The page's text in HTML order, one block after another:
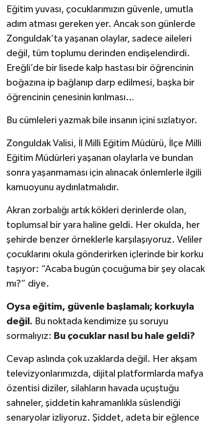
Eğitim yuvası, çocuklarımızın güvenle, umutla
adım atması gereken yer. Ancak son günlerde
Zonguldak’ta yaşanan olaylar, sadece aileleri
değil, tüm toplumu derinden endişelendirdi.
Ereğli’de bir lisede kalp hastası bir öğrencinin
boğazına ip bağlanıp darp edilmesi, başka bir
öğrencinin çenesinin kırılması…
Bu cümleleri yazmak bile insanın içini sızlatıyor.
Zonguldak Valisi, İl Milli Eğitim Müdürü, İlçe Milli
Eğitim Müdürleri yaşanan olaylarla ve bundan
sonra yaşanmaması için alınacak önlemlerle ilgili
kamuoyunu aydınlatmalıdır.
Akran zorbalığı artık kökleri derinlerde olan,
toplumsal bir yara haline geldi. Her okulda, her
şehirde benzer örneklerle karşılaşıyoruz. Veliler
çocuklarını okula gönderirken içlerinde bir korku
taşıyor: “Acaba bugün çocuğuma bir şey olacak
mı?” diye.
Oysa eğitim, güvenle başlamalı; korkuyla
değil. Bu noktada kendimize şu soruyu
sormalıyız: Bu çocuklar nasıl bu hale geldi?
Cevap aslında çok uzaklarda değil. Her akşam
televizyonlarımızda, dijital platformlarda mafya
özentisi diziler, silahların havada uçuştuğu
sahneler, şiddetin kahramanlıkla süslendiği
senaryolar izliyoruz. Şiddet, adeta bir eğlence